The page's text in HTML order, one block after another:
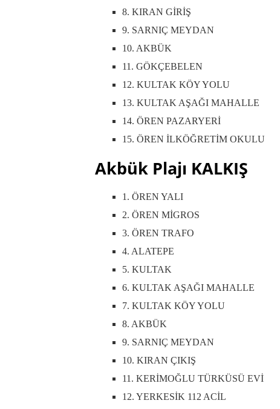
8. KIRAN GİRİŞ
9. SARNIÇ MEYDAN
10. AKBÜK
11. GÖKÇEBELEN
12. KULTAK KÖY YOLU
13. KULTAK AŞAĞI MAHALLE
14. ÖREN PAZARYERİ
15. ÖREN İLKÖĞRETİM OKULU
Akbük Plajı KALKIŞ
1. ÖREN YALI
2. ÖREN MİGROS
3. ÖREN TRAFO
4. ALATEPE
5. KULTAK
6. KULTAK AŞAĞI MAHALLE
7. KULTAK KÖY YOLU
8. AKBÜK
9. SARNIÇ MEYDAN
10. KIRAN ÇIKIŞ
11. KERİMOĞLU TÜRKÜSÜ EVİ
12. YERKESİK 112 ACİL